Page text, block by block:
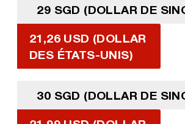
29 SGD (DOLLAR DE
21,26 USD (DOLLAR
DES ÉTATS-UNIS)
30 SGD (DOLLAR DE